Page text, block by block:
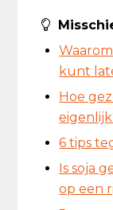
kunt
Hoe
6 tips
Is soja
op een